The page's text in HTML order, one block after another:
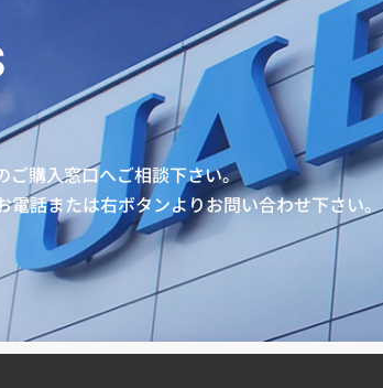
ご購入窓口へご相談下さい。
電話または右ボタンよりお問い合わせ下さい。